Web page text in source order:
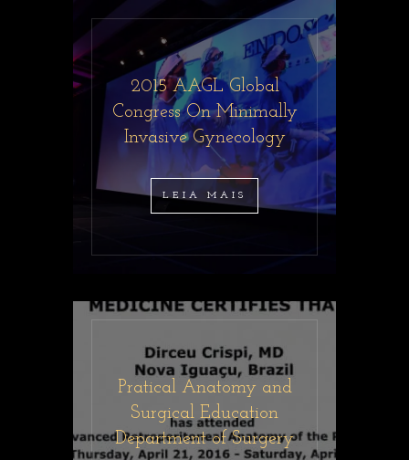
2015 AAGL Global
Congress On Minimally
Invasive Gynecology
LEIA MAIS
Pratical Anatomy and
Surgical Education
Department of Surgery